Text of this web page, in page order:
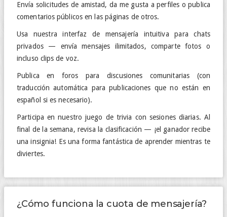
Envía solicitudes de amistad, da me gusta a perfiles o publica
comentarios públicos en las páginas de otros.
Usa nuestra interfaz de mensajería intuitiva para chats
privados — envía mensajes ilimitados, comparte fotos o
incluso clips de voz.
Publica en foros para discusiones comunitarias (con
traducción automática para publicaciones que no están en
español si es necesario).
Participa en nuestro juego de trivia con sesiones diarias. Al
final de la semana, revisa la clasificación — ¡el ganador recibe
una insignia! Es una forma fantástica de aprender mientras te
diviertes.
¿Cómo funciona la cuota de mensajería?